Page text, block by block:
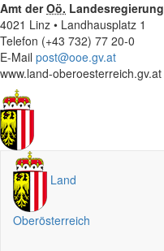
Amt derOö. Landesregierung
4021 Linz • Landhausplatz 1
Telefon (+43 732) 77 20-0
E-Mail post@ooe.gv.at
www.land-oberoesterreich.gv.at
Land
Oberösterreich